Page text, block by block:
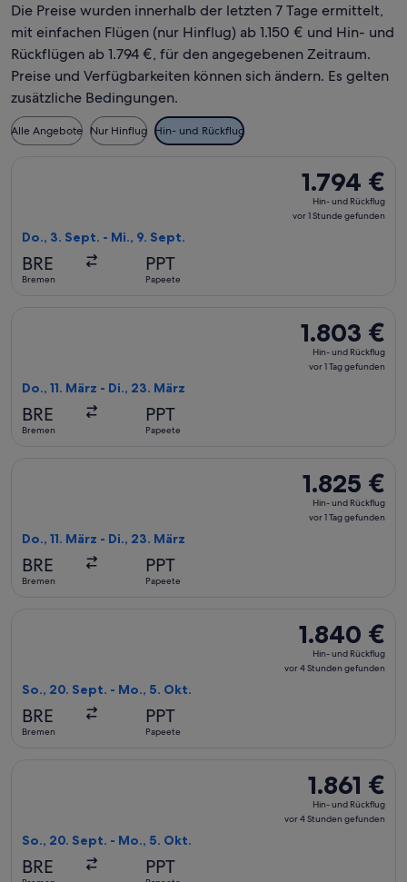
Die Preise wurden innerhalb der letzten 7 Tage ermittelt,
mit einfachen Flügen (nur Hinflug) ab 1.150 € und Hin- und
Rückflügen ab 1.794 €, für den angegebenen Zeitraum.
Preise und Verfügbarkeiten können sich ändern. Es gelten
zusätzliche Bedingungen.
Alle Angebote Nur Hinflug Hin- und Rückflug
1.794 €
Hin-
und
1.794 €
Hin- und Rückflug
vor 1 Stunde gefunden
Do., 3. Sept. - Mi., 9. Sept.
BRE
Bremen
PPT
Papeete
1.803 €
Hin-
und
1.803 €
Hin- und Rückflug
vor 1 Tag gefunden
Do., 11. März - Di., 23. März
BRE
Bremen
PPT
Papeete
1.825 €
Hin-
und
1.825 €
Hin- und Rückflug
vor 1 Tag gefunden
Do., 11. März - Di., 23. März
BRE
Bremen
PPT
Papeete
1.840 €
Hin-
und
1.840 €
Hin- und Rückflug
vor 4 Stunden gefunden
So., 20. Sept. - Mo., 5. Okt.
BRE
Bremen
PPT
Papeete
1.861 €
Hin-
und
1.861 €
Hin- und Rückflug
vor 4 Stunden gefunden
So., 20. Sept. - Mo., 5. Okt.
BRE PPT